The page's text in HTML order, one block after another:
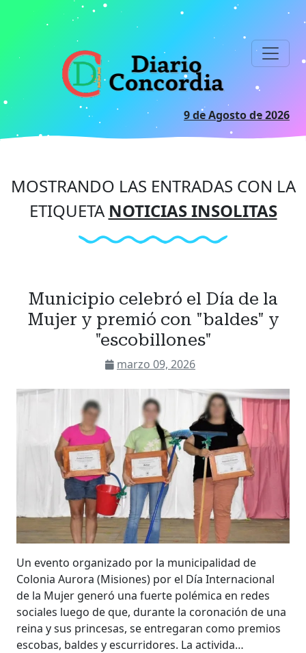
principal
9 de Agosto de 2026
MOSTRANDO LAS ENTRADAS CON LA
ETIQUETA NOTICIAS INSOLITAS
Municipio celebró el Día de la
Mujer y premió con "baldes" y
"escobillones"
marzo 09, 2026
Un evento organizado por la municipalidad de
Colonia Aurora (Misiones) por el Día Internacional
de la Mujer generó una fuerte polémica en redes
sociales luego de que, durante la coronación de una
reina y sus princesas, se entregaran como premios
escobas, baldes y escurridores. La activida…